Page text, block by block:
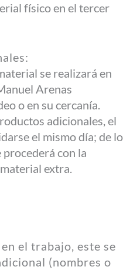
físico en el tercer
se realizará en
Arenas
o en su cercanía.
adicionales, el
el mismo día; de lo
con la
extra.
el trabajo, este se
(nombres o